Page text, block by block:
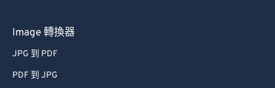
Image 轉換器
JPG 到 PDF
PDF 到 JPG